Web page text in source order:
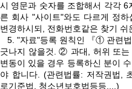
시 영문과 숫자를 조합해서 각각
른 회사 "사이트"와도 다르게 정
변경하시되, 전화번호같은 찾기
5. "자료"등록 원칙인 『① 관련
긋나지 않을것. ② 과대, 허위 또
변동이 있을 경우 등록하신 분이
야 합니다. (관련법률: 저작권법,
로기준법, 청소년보호법등등....)